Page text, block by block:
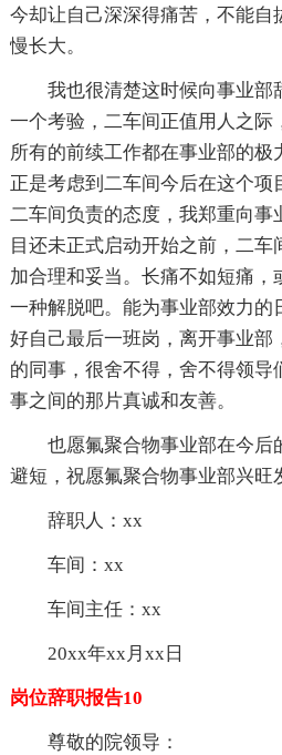
今却让自己深深得痛苦，不能自
慢长大。
我也很清楚这时候向事业部
一个考验，二车间正值用人之际
所有的前续工作都在事业部的极
正是考虑到二车间今后在这个
二车间负责的态度，我郑重向事
目还未正式启动开始之前，二车
加合理和妥当。长痛不如短痛，
一种解脱吧。能为事业部效力的
好自己最后一班岗，离开事业部
的同事，很舍不得，舍不得领导
事之间的那片真诚和友善。
也愿氟聚合物事业部在今后
避短，祝愿氟聚合物事业部兴旺
辞职人：xx
车间：xx
车间主任：xx
20xx年xx月xx日
岗位辞职报告10
尊敬的院领导：